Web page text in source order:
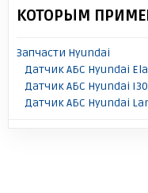
КОТОРЫМ
Запчасти Hyundai
Датчик АБС Hyundai
Датчик АБС Hyundai I30
Датчик АБС Hyundai